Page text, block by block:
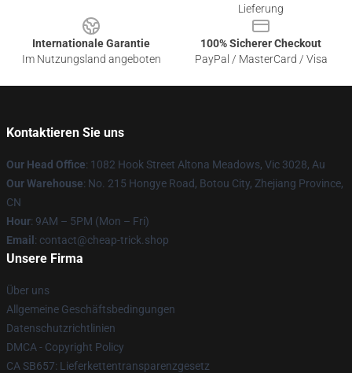
Lieferung
Internationale Garantie
Im Nutzungsland angeboten
100% Sicherer Checkout
PayPal / MasterCard / Visa
Kontaktieren Sie uns
Our Head Office: 1082 Hook Street Altona Meadows, Vic 3028, Au
Our Warehouse: No. 215 Hongye Road, Botou City, Zhejiang Province,
CN
Hour: 9AM – 5PM (Mon – Fri)
Email : contact@cheap-trick.shop
Unsere Firma
Über uns
Allgemeine Geschäftsbedingungen
Datenschutzrichtlinien
DMCA - Copyright Policy
CA SB657: Lieferkettentransparenzgesetz